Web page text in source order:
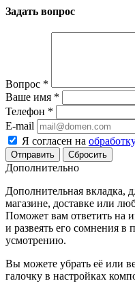
Задать вопрос
Вопрос *
Ваше имя *
Телефон *
E-mail
Я согласен на
Сбросить
Дополнительно
Дополнительная вкладка,
магазине, доставке или
Поможет вам ответить на
и развеять его сомнения в
усмотрению.
Вы можете убрать её или
галочку в настройках